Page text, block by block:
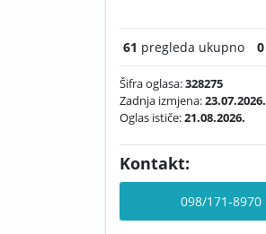
61 pregleda ukupno 0
Šifra oglasa:328275
Zadnja izmjena:23.07.2026.
Oglas ističe:21.08.2026.
Kontakt:
098/171-8970